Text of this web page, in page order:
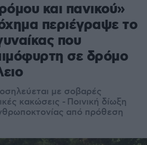
και πανικού»
περιέγραψε το
που
σε δρόμο
με σοβαρές
κακώσεις - Ποινική δίωξη
από πρόθεση